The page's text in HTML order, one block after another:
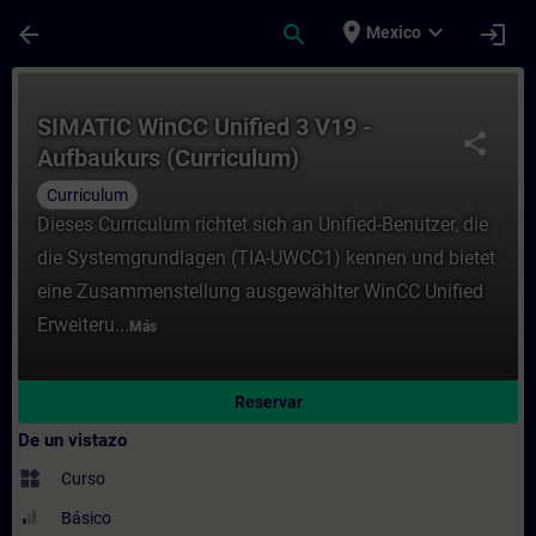
arrow_back search place Mexico expand_more login
share
SIMATIC WinCC Unified 3 V19 -
Aufbaukurs (Curriculum)
Curriculum
Dieses Curriculum richtet sich an Unified-Benutzer, die
die Systemgrundlagen (TIA-UWCC1) kennen und bietet
eine Zusammenstellung ausgewählter WinCC Unified
Erweiteru... Más
Reservar
De un vistazo
widgets Curso
Básico